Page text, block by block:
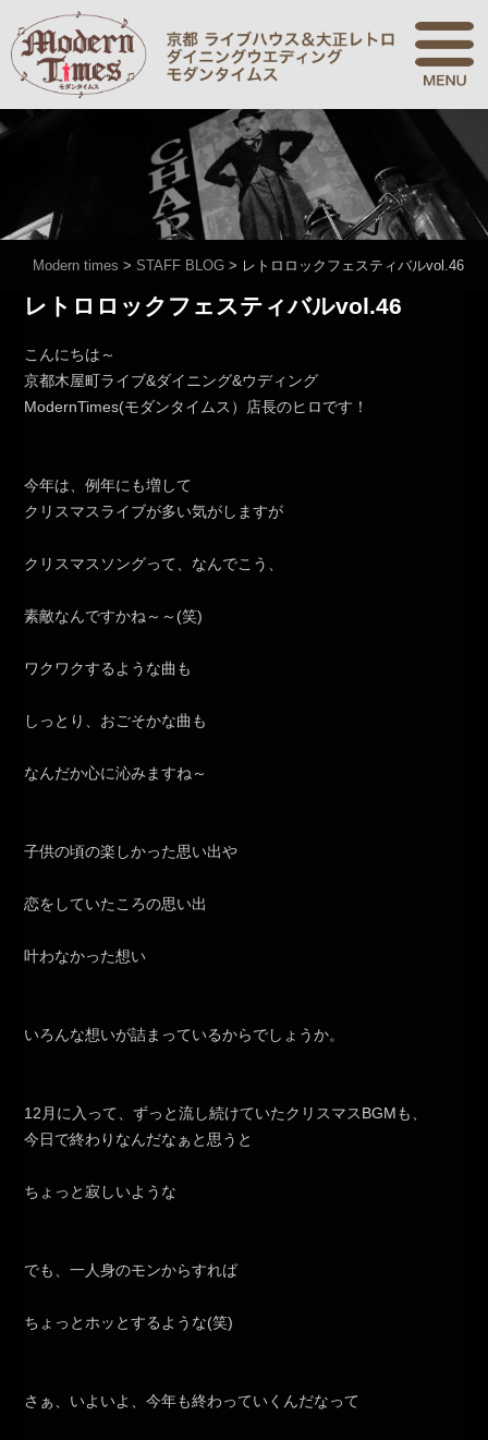
Modern times > STAFF BLOG > レトロロックフェスティバルvol.46
レトロロックフェスティバルvol.46
こんにちは～
京都木屋町ライブ&ダイニング&ウディング
ModernTimes(モダンタイムス）店長のヒロです！
今年は、例年にも増して
クリスマスライブが多い気がしますが
クリスマスソングって、なんでこう、
素敵なんですかね～～(笑)
ワクワクするような曲も
しっとり、おごそかな曲も
なんだか心に沁みますね～
子供の頃の楽しかった思い出や
恋をしていたころの思い出
叶わなかった想い
いろんな想いが詰まっているからでしょうか。
12月に入って、ずっと流し続けていたクリスマスBGMも、
今日で終わりなんだなぁと思うと
ちょっと寂しいような
でも、一人身のモンからすれば
ちょっとホッとするような(笑)
さぁ、いよいよ、今年も終わっていくんだなって